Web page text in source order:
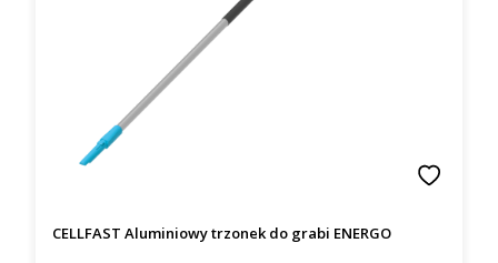
CELLFAST Aluminiowy trzonek do grabi ENERGO